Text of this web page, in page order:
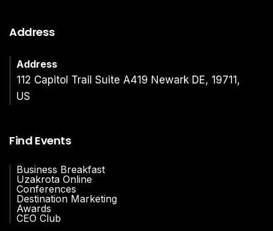
Address
Address
112 Capitol Trail Suite A419 Newark DE, 19711,
US
Find Events
Business Breakfast
Uzakrota Online
Conferences
Destination Marketing
Awards
CEO Club